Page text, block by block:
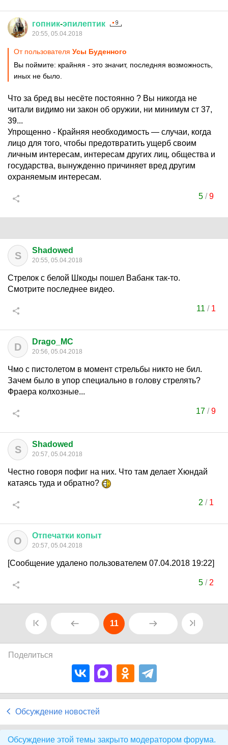
гопник-эпилептик
20:55, 05.04.2018
От пользователя Усы Буденного
Вы поймите: крайняя - это значит, последняя возможность,
иных не было.
Что за бред вы несёте постоянно ? Вы никогда не
читали видимо ни закон об оружии, ни минимум ст 37,
39...
Упрощенно - Крайняя необходимость — случаи, когда
лицо для того, чтобы предотвратить ущерб своим
личным интересам, интересам других лиц, общества и
государства, вынужденно причиняет вред другим
охраняемым интересам.
5/9
S Shadowed
20:55, 05.04.2018
Стрелок с белой Шкоды пошел Вабанк так-то.
Смотрите последнее видео.
11 / 1
D Drago_MC
20:56, 05.04.2018
Чмо с пистолетом в момент стрельбы никто не бил.
Зачем было в упор специально в голову стрелять?
Фраера колхозные...
17 /9
S Shadowed
20:57, 05.04.2018
Честно говоря пофиг на них. Что там делает Хюндай
катаясь туда и обратно?
2 / 1
О Отпечатки копыт
20:57, 05.04.2018
[Сообщение удалено пользователем 07.04.2018 19:22]
5/ 2
11
Поделиться
Обсуждение новостей
Обсуждение этой темы закрыто модератором форума.